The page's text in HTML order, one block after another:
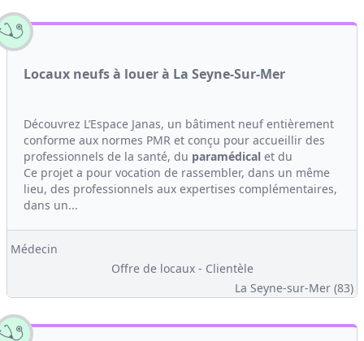
Locaux neufs à louer à La Seyne-Sur-Mer
Découvrez L’Espace Janas, un bâtiment neuf entièrement
conforme aux normes PMR et conçu pour accueillir des
professionnels de la santé, du paramédical et du
Ce projet a pour vocation de rassembler, dans un même
lieu, des professionnels aux expertises complémentaires,
dans un...
Médecin
Offre de locaux - Clientèle
La Seyne-sur-Mer (83)